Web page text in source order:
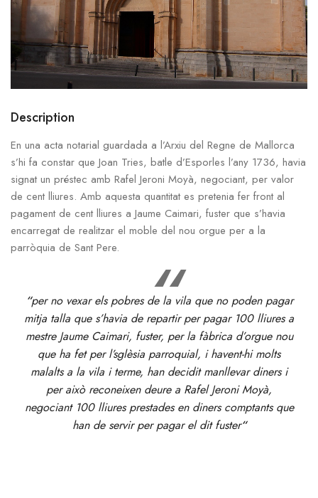
Description
En una acta notarial guardada a l’Arxiu del Regne de Mallorca
s’hi fa constar que Joan Tries, batle d’Esporles l’any 1736, havia
signat un préstec amb Rafel Jeroni Moyà, negociant, per valor
de cent lliures. Amb aquesta quantitat es pretenia fer front al
pagament de cent lliures a Jaume Caimari, fuster que s’havia
encarregat de realitzar el moble del nou orgue per a la
parròquia de Sant Pere.
“per no vexar els pobres de la vila que no poden pagar
mitja talla que s’havia de repartir per pagar 100 lliures a
mestre Jaume Caimari, fuster, per la fàbrica d’orgue nou
que ha fet per l’sglèsia parroquial, i havent-hi molts
malalts a la vila i terme, han decidit manllevar diners i
per això reconeixen deure a Rafel Jeroni Moyà,
negociant 100 lliures prestades en diners comptants que
han de servir per pagar el dit fuster“